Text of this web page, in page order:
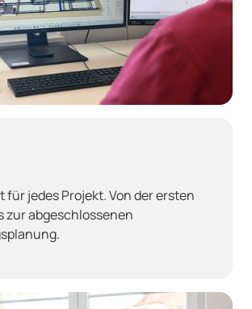
für jedes Projekt. Von der ersten
zur abgeschlossenen